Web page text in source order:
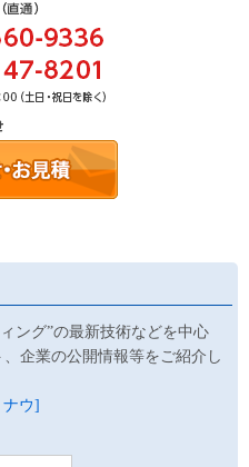
ング”の最新技術などを中心
企業の公開情報等をご紹介し
ウ]